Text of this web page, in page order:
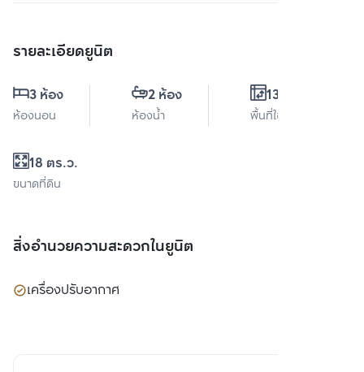
รายละเอียดยูนิต
3 ห้อง
ห้องนอน
2 ห้อง
ห้องน้ำ
130 ตร.ม.
พื้นที่ใช้สอย
18 ตร.ว.
ขนาดที่ดิน
สิ่งอำนวยความสะดวกในยูนิต
เครื่องปรับอากาศ